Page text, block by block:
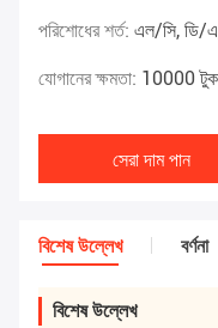
পরিশোধের শর্ত: এল/সি, ডি/এ,
যোগানের ক্ষমতা: 10000
সেরা দাম পান
বিশেষ উল্লেখ বর্ণনা
বিশেষ উল্লেখ